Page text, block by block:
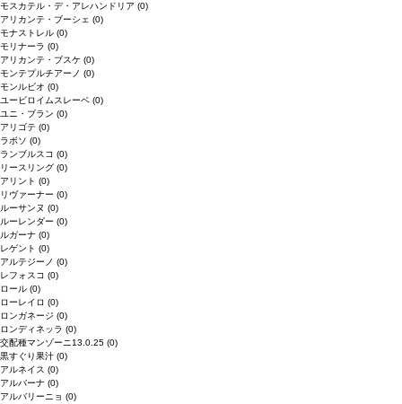
モスカテル・デ・アレハンドリア (0)
アリカンテ・ブーシェ (0)
モナストレル (0)
モリナーラ (0)
アリカンテ・ブスケ (0)
モンテプルチアーノ (0)
モンルビオ (0)
ユービロイムスレーベ (0)
ユニ・ブラン (0)
アリゴテ (0)
ラボソ (0)
ランブルスコ (0)
リースリング (0)
アリント (0)
リヴァーナー (0)
ルーサンヌ (0)
ルーレンダー (0)
ルガーナ (0)
レゲント (0)
アルテジーノ (0)
レフォスコ (0)
ロール (0)
ローレイロ (0)
ロンガネージ (0)
ロンディネッラ (0)
交配種マンゾーニ13.0.25 (0)
黒すぐり果汁 (0)
アルネイス (0)
アルバーナ (0)
アルバリーニョ (0)